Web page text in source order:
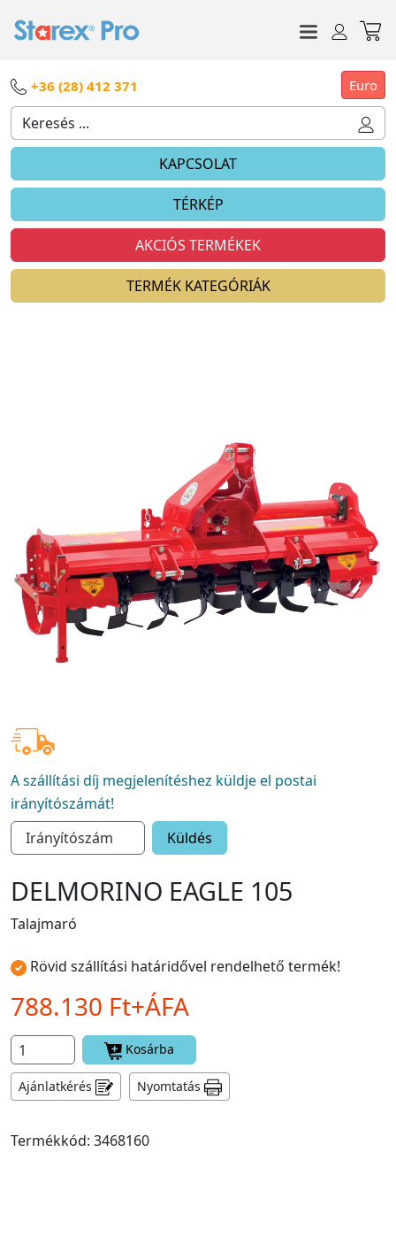
+36 (28) 412 371 Euro
KAPCSOLAT
TÉRKÉP
AKCIÓS TERMÉKEK
TERMÉK KATEGÓRIÁK
A szállítási díj megjelenítéshez küldje el postai
irányítószámát!
Küldés
DELMORINO EAGLE 105
Talajmaró
Rövid szállítási határidővel rendelhető termék!
788.130 Ft+ÁFA
Kosárba
Ajánlatkérés Nyomtatás
Termékkód: 3468160